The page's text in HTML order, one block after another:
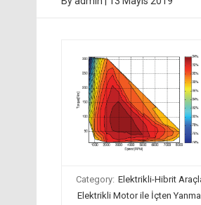
Category: Elektrikli-Hibrit
Elektrikli Motor ile İçten